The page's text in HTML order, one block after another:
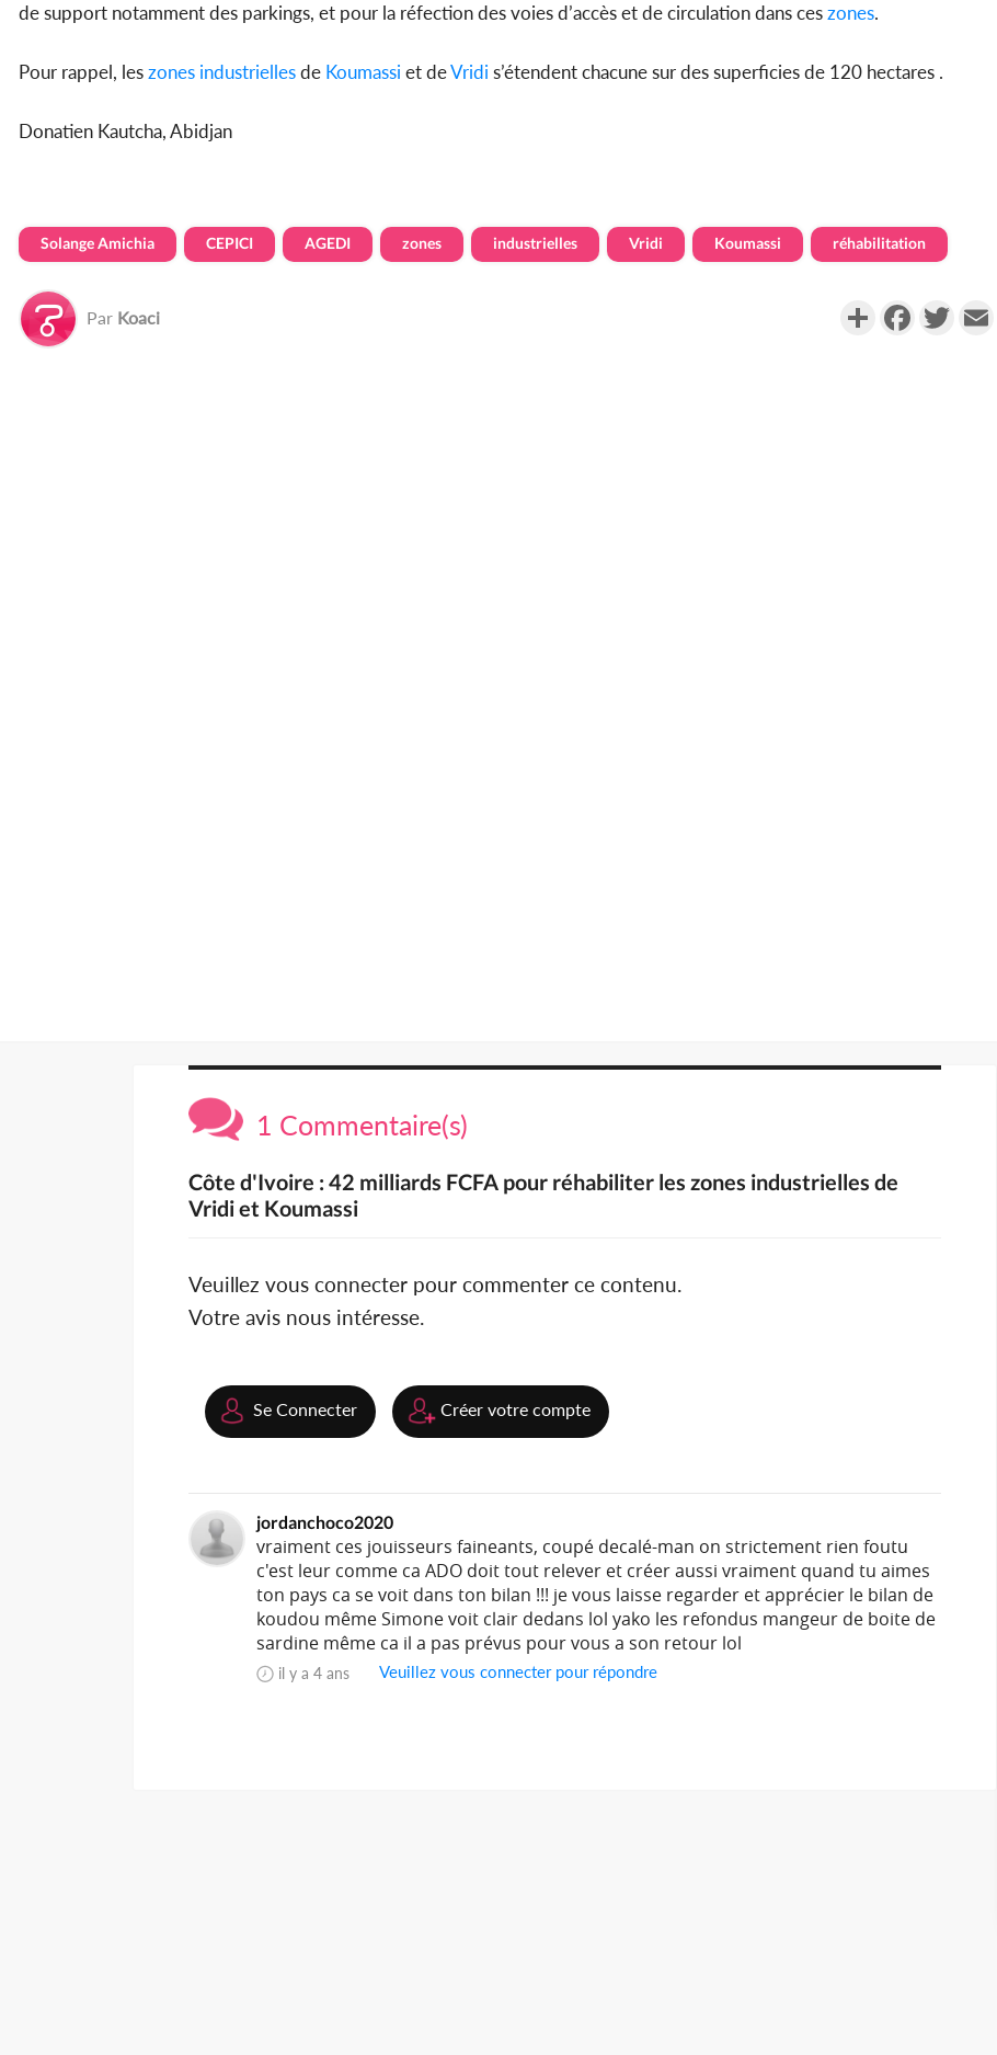
de support notamment des parkings, et pour la réfection des voies d’accès et de circulation dans ceszones.
Pour rappel, leszones industriellesde Koumassi et deVridi s’étendent chacune sur des superficies de 120 hectares .
Donatien Kautcha, Abidjan
Solange Amichia CEPICI AGEDI zones industrielles Vridi Koumassi réhabilitation
Par Koaci PartagerFacebook
1 Commentaire(s)
Côte d'Ivoire : 42 milliards FCFA pour réhabiliter les zones industrielles de
Vridi et Koumassi
Veuillez vous connecter pour commenter ce contenu.
Votre avis nous intéresse.
Se Connecter Créer votre compte
jordanchoco2020
vraiment ces jouisseurs faineants, coupé decalé-man on strictement rien foutu
c'est leur comme ca ADO doit tout relever et créer aussi vraiment quand tu aimes
ton pays ca se voit dans ton bilan !!! je vous laisse regarder et apprécier le bilan de
koudou même Simone voit clair dedans lol yako les refondus mangeur de boite de
sardine même ca il a pas prévus pour vous a son retour lol
il y a 4 ans Veuillez vous connecter pour répondre